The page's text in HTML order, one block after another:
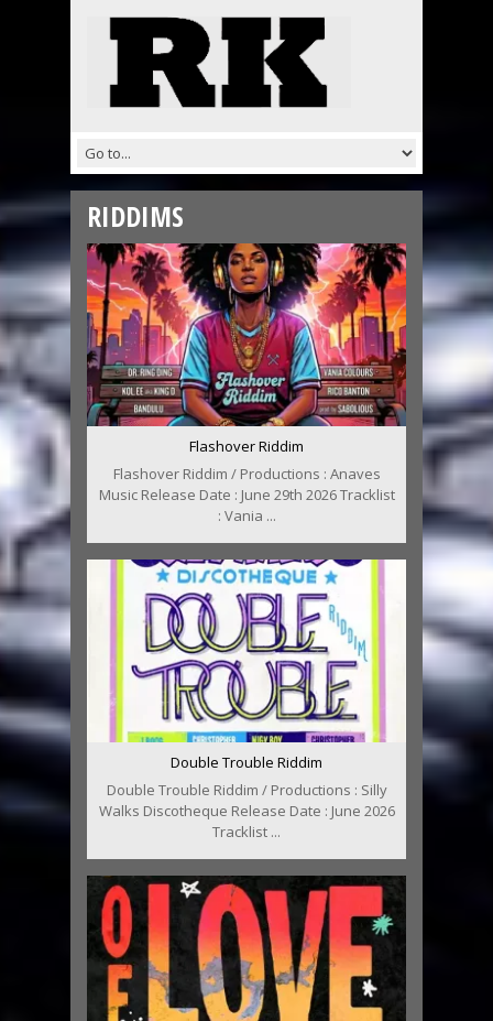
RIDDIMS
Flashover Riddim
Flashover Riddim / Productions : Anaves
Music Release Date : June 29th 2026 Tracklist
: Vania ...
Double Trouble Riddim
Double Trouble Riddim / Productions : Silly
Walks Discotheque Release Date : June 2026
Tracklist ...